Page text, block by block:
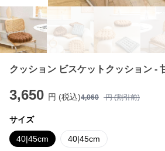
クッション ビスケットクッション -
3,650 円 (税込)4,060 円 (割引前)
サイズ
40|45cm 40|45cm